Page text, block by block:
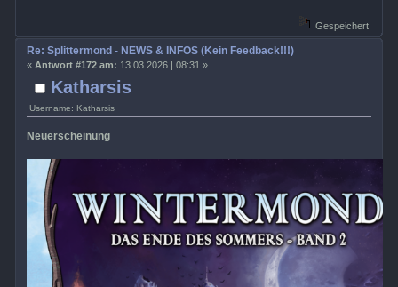
Gespeichert
Katharsis
Username: Katharsis
Re: Splittermond - NEWS & INFOS (Kein Feedback!!!)
« Antwort #172 am: 13.03.2026 | 08:31 »
Neuerscheinung